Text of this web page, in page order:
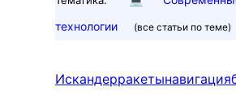
технологии
(все статьи по теме)
Искандерракетынавигация